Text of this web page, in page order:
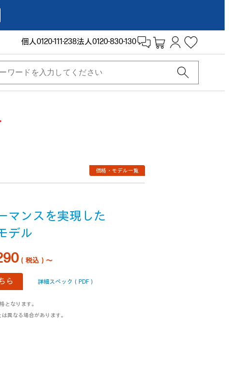
個人0120-111-238法人0120-830-130
価格・モデル一覧
マンスを実現した
デル
（税込）～
ら 詳細スペック（PDF）
となります。
異なる場合があります。